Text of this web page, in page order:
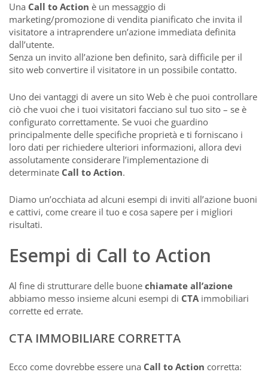
Una Call to Action è un messaggio di
marketing/promozione di vendita pianificato che invita il
visitatore a intraprendere un’azione immediata definita
dall’utente.
Senza un invito all’azione ben definito, sarà difficile per il
sito web convertire il visitatore in un possibile contatto.
Uno dei vantaggi di avere un sito Web è che puoi controllare
ciò che vuoi che i tuoi visitatori facciano sul tuo sito – se è
configurato correttamente. Se vuoi che guardino
principalmente delle specifiche proprietà e ti forniscano i
loro dati per richiedere ulteriori informazioni, allora devi
assolutamente considerare l’implementazione di
determinate Call to Action.
Diamo un’occhiata ad alcuni esempi di inviti all’azione buoni
e cattivi, come creare il tuo e cosa sapere per i migliori
risultati.
Esempi di Call to Action
Al fine di strutturare delle buone chiamate all’azione
abbiamo messo insieme alcuni esempi di CTAimmobiliari
corrette ed errate.
CTA IMMOBILIARE CORRETTA
Ecco come dovrebbe essere una Call to Action corretta: